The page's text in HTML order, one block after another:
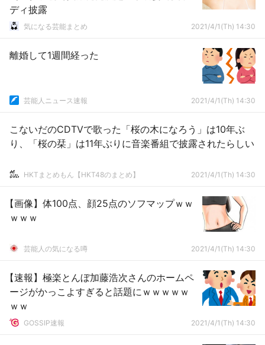
ディ披露
気になる芸能まとめ 2021/4/1(Th) 14:30
離婚して1週間経った
芸能人ニュース速報 2021/4/1(Th) 14:30
こないだのCDTVで歌った「桜の木になろう」は10年ぶ
り、「桜の栞」は11年ぶりに音楽番組で披露されたらしい
HKTまとめもん【HKT48のまとめ】 2021/4/1(Th) 14:30
【画像】体100点、顔25点のソフマップｗｗ
ｗｗｗ
芸能人の気になる噂 2021/4/1(Th) 14:30
【速報】極楽とんぼ加藤浩次さんのホームペ
ージがかっこよすぎると話題にｗｗｗｗｗ
ｗｗ
GOSSIP速報 2021/4/1(Th) 14:30